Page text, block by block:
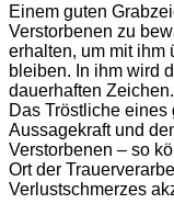
Einem guten
Verstorbenen zu
erhalten, um mit ihm
bleiben. In ihm wird
dauerhaften Zeichen.
Das Tröstliche
Aussagekraft und
Verstorbenen – so
Ort der
Verlustschmerzes